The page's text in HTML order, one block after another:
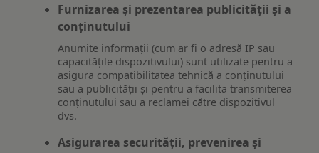
Furnizarea și prezentarea publicității și a
conținutului
Anumite informații (cum ar fi o adresă IP sau
capacitățile dispozitivului) sunt utilizate pentru a
asigura compatibilitatea tehnică a conținutului
sau a publicității și pentru a facilita transmiterea
conținutului sau a reclamei către dispozitivul
dvs.
Asigurarea securității, prevenirea și